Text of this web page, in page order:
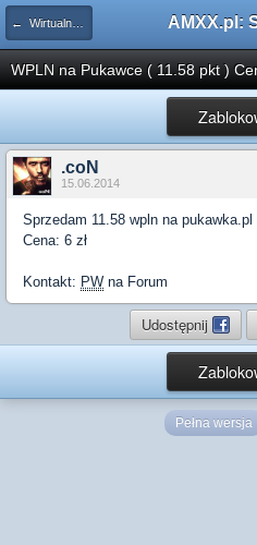
← Wirtualna gotówka
WPLN na Pukawce ( 11.58 pkt )
.coN
15.06.2014
Sprzedam 11.58 wpln na pukawka.pl
Cena: 6 zł
Kontakt: PW na Forum
Udostępnij
Pełna wersja